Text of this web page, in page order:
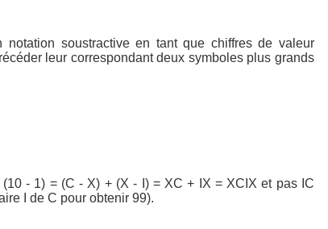
soustractive en tant que chiffres de valeur
leur correspondant deux symboles plus grands
- 1) = (C - X) + (X - I) = XC + IX = XCIX et pas IC
I de C pour obtenir 99).